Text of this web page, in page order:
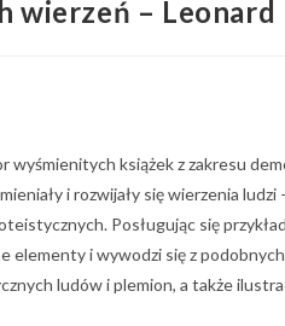
wierzeń – Leonard
wyśmienitych książek z zakresu
i rozwijały się wierzenia
Posługując się
i wywodzi się z podobnych
ludów i plemion, a także